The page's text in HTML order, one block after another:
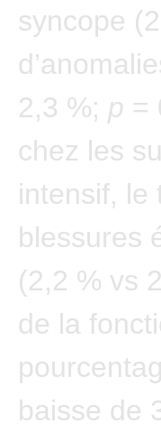
syncope
2,3 %; p =
chez les
intensif, le
blessures
(2,2 % vs
de la
baisse de